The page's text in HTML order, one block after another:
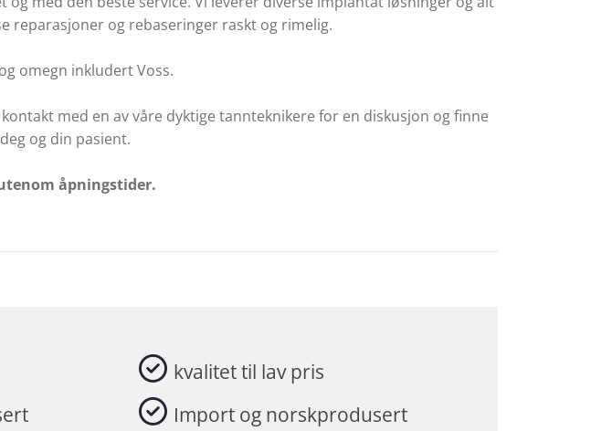
reparasjoner og rebaseringer raskt og rimelig.
omegn inkludert Voss.
med en av våre dyktige tannteknikere for en diskusjon og finne
og din pasient.
åpningstider.
kvalitet til lav pris
Import og norskprodusert